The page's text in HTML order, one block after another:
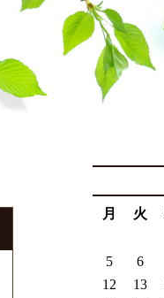
月 火
5
6
12
13